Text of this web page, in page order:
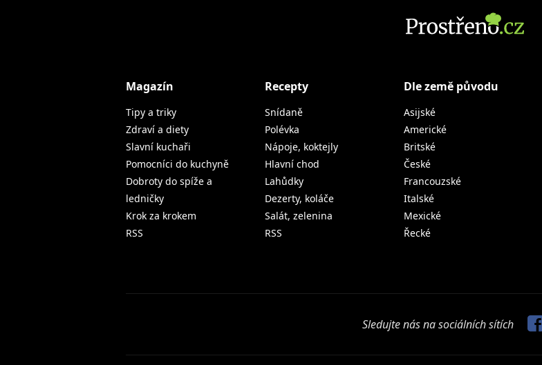
Magazín
Tipy a triky
Zdraví a diety
Slavní kuchaři
Pomocníci do kuchyně
Dobroty do spíže a
ledničky
Krok za krokem
RSS
Recepty
Snídaně
Polévka
Nápoje, koktejly
Hlavní chod
Lahůdky
Dezerty, koláče
Salát, zelenina
RSS
Dle země původu
Asijské
Americké
Britské
České
Francouzské
Italské
Mexické
Řecké
Sledujte nás na sociálních sítích